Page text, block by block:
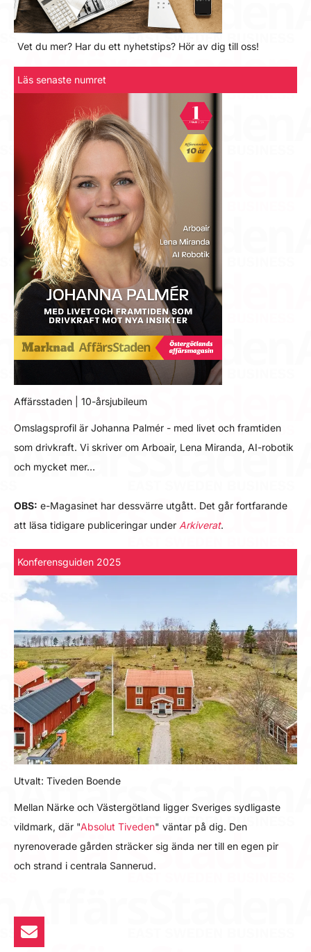
Vet du mer? Har du ett nyhetstips? Hör av dig till oss!
Läs senaste numret
Affärsstaden | 10-årsjubileum
Omslagsprofil är Johanna Palmér - med livet och framtiden
som drivkraft. Vi skriver om Arboair, Lena Miranda, AI-robotik
och mycket mer…
OBS: e-Magasinet har dessvärre utgått. Det går fortfarande
att läsa tidigare publiceringar under Arkiverat.
Konferensguiden 2025
Utvalt: Tiveden Boende
Mellan Närke och Västergötland ligger Sveriges sydligaste
vildmark, där "Absolut Tiveden" väntar på dig. Den
nyrenoverade gården sträcker sig ända ner till en egen pir
och strand i centrala Sannerud.